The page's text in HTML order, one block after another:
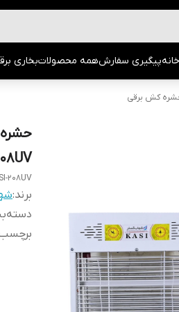
خانهپیگیری سفارشهمه محصولاتبخاری
کش برقی
208UV
برند: